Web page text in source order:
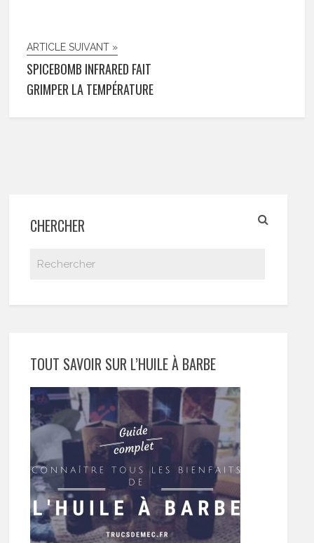
ARTICLE SUIVANT »
SPICEBOMB INFRARED FAIT
GRIMPER LA TEMPÉRATURE
CHERCHER
TOUT SAVOIR SUR L’HUILE À BARBE